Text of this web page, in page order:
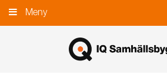
Gå
till
Meny